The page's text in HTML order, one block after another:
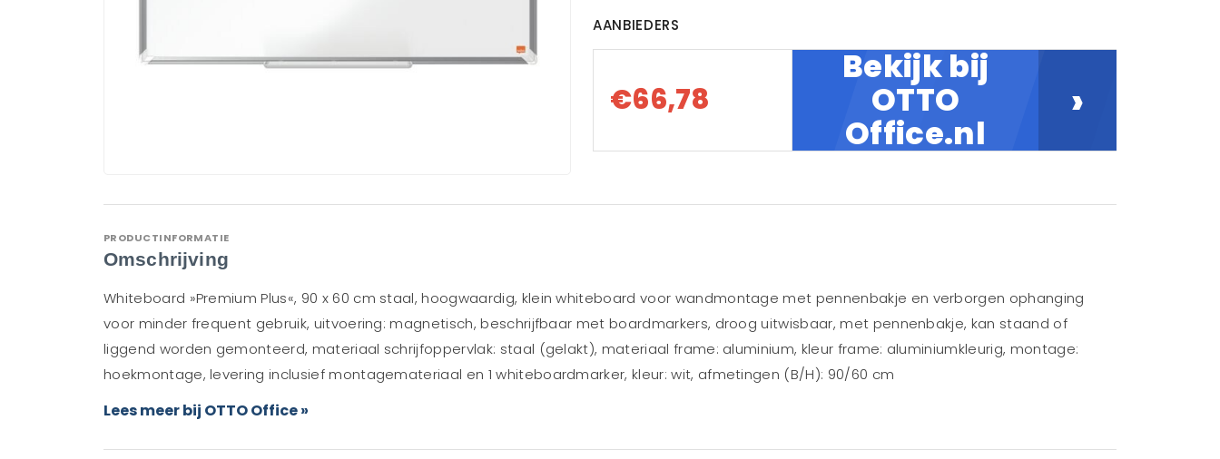
AANBIEDERS
€66,78
Bekijk bij
OTTO
Office.nl
›
PRODUCTINFORMATIE
Omschrijving
Whiteboard »Premium Plus«, 90 x 60 cm staal, hoogwaardig, klein whiteboard voor wandmontage met pennenbakje en verborgen ophanging
voor minder frequent gebruik, uitvoering: magnetisch, beschrijfbaar met boardmarkers, droog uitwisbaar, met pennenbakje, kan staand of
liggend worden gemonteerd, materiaal schrijfoppervlak: staal (gelakt), materiaal frame: aluminium, kleur frame: aluminiumkleurig, montage:
hoekmontage, levering inclusief montagemateriaal en 1 whiteboardmarker, kleur: wit, afmetingen (B/H): 90/60 cm
Lees meer bij OTTO Office »